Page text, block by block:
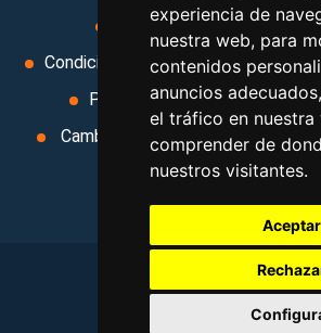
experiencia de
nuestra web, para
contenidos
anuncios
el tráfico en nuestra
comprender de
nuestros visitantes.
Aceptar
Aviso legal
Condiciones Generales
Ley de
Política de privacidad
Cambiar preferencias de cookies
Contacto